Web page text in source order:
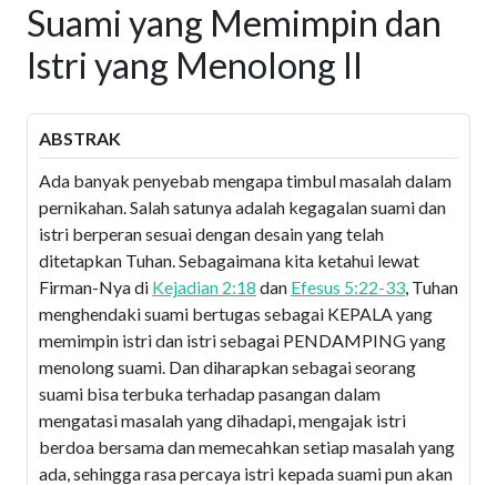
Suami yang Memimpin dan
Istri yang Menolong II
ABSTRAK
Ada banyak penyebab mengapa timbul masalah dalam
pernikahan. Salah satunya adalah kegagalan suami dan
istri berperan sesuai dengan desain yang telah
ditetapkan Tuhan. Sebagaimana kita ketahui lewat
Firman-Nya di Kejadian 2:18 dan Efesus 5:22-33, Tuhan
menghendaki suami bertugas sebagai KEPALA yang
memimpin istri dan istri sebagai PENDAMPING yang
menolong suami. Dan diharapkan sebagai seorang
suami bisa terbuka terhadap pasangan dalam
mengatasi masalah yang dihadapi, mengajak istri
berdoa bersama dan memecahkan setiap masalah yang
ada, sehingga rasa percaya istri kepada suami pun akan